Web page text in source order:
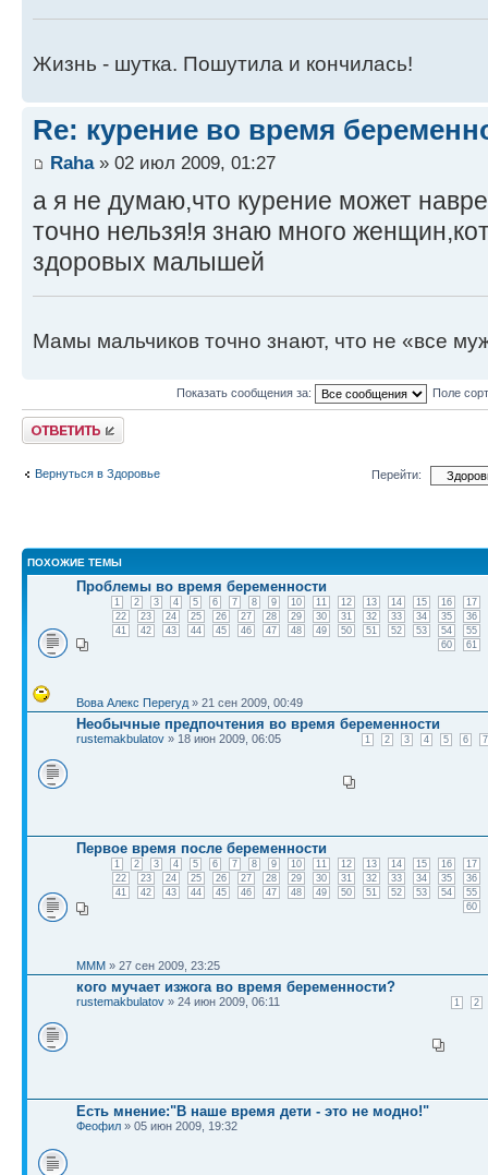
Жизнь - шутка. Пошутила и кончилась!
Re: курение во время
Raha» 02 июл 2009, 01:27
а я не думаю,что курение может
точно нельзя!я знаю много
здоровых малышей
Мамы мальчиков точно знают, что не «все
Показать сообщения за: Поле
Ответить
Вернуться в Здоровье Перейти:
ПОХОЖИЕ ТЕМЫ
Проблемы во время беременности
1 2 3 4 5 6 7 8 9 10 11 12 13 14 15 16
17
22
23 24 25 26 27 28 29 30 31 32 33 34 35
36
41
42 43 44 45 46 47 48 49 50 51 52 53 54
55
60
61
Вова Алекс Перегуд » 21 сен 2009, 00:49
Необычные предпочтения во время беременности
1 2 3 4 5 6 7
rustemakbulatov » 18 июн 2009, 06:05
Первое время после беременности
1 2 3 4 5 6 7 8 9 10 11 12 13 14 15 16
17
22
23 24 25 26 27 28 29 30 31 32 33 34 35
36
41
42 43 44 45 46 47 48 49 50 51 52 53 54
55
60
MMM » 27 сен 2009, 23:25
кого мучает изжога во время беременности?
1 2
rustemakbulatov » 24 июн 2009, 06:11
Есть мнение:"В наше время дети - это не модно!"
Феофил » 05 июн 2009, 19:32